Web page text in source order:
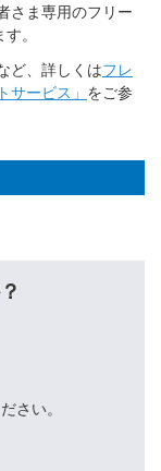
さま専用のフリー
。
ど、詳しくはフレ
ービス」 をご参
さい。